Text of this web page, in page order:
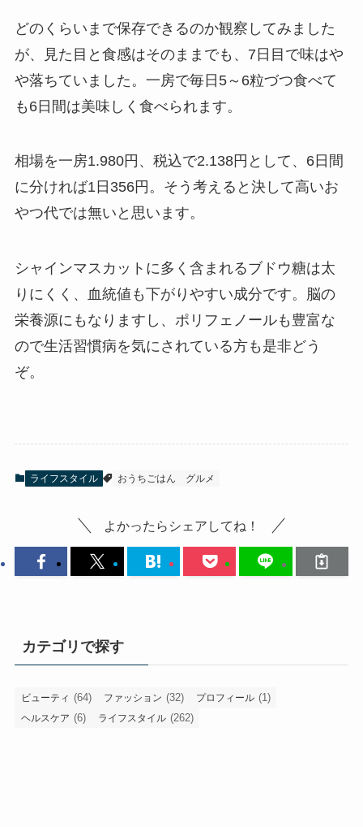
どのくらいまで保存できるのか観察してみました
が、見た目と食感はそのままでも、7日目で味はや
や落ちていました。一房で毎日5～6粒づつ食べて
も6日間は美味しく食べられます。
相場を一房1.980円、税込で2.138円として、6日間
に分ければ1日356円。そう考えると決して高いお
やつ代では無いと思います。
シャインマスカットに多く含まれるブドウ糖は太
りにくく、血統値も下がりやすい成分です。脳の
栄養源にもなりますし、ポリフェノールも豊富な
ので生活習慣病を気にされている方も是非どう
ぞ。
ライフスタイル おうちごはん グルメ
よかったらシェアしてね！
カテゴリで探す
ビューティ (64) ファッション (32) プロフィール (1)
ヘルスケア (6) ライフスタイル (262)